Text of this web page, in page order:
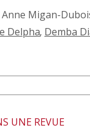
Anne Migan-
Delpha, Demba
UNE REVUE